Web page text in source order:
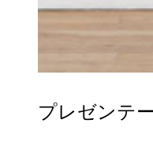
プレゼンテ